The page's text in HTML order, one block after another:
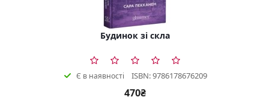
Будинок зі скла
Є в наявності ISBN: 9786178676209
470₴